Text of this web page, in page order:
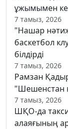
ұжымымен
7 тамыз, 2026
"Нашар
баскетбол
білдірді
7 тамыз, 2026
Рамзан
"Шешенстан
7 тамыз, 2026
ШҚО-да такси
алаяғының